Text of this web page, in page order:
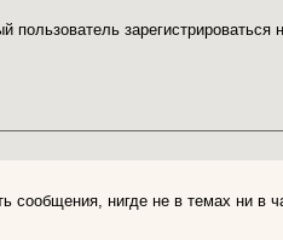
пользователь
сообщения, нигде не в темах ни